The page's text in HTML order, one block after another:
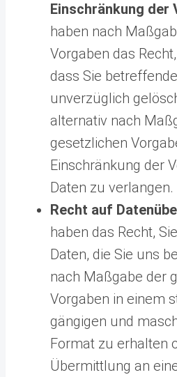
Einschränkung der
haben nach
Vorgaben das
dass Sie
unverzüglich
alternativ nach
gesetzlichen
Einschränkung der
Daten zu verlangen.
Recht auf
haben das Recht,
Daten, die Sie uns
nach Maßgabe der
Vorgaben in einem
gängigen und
Format zu erhalten
Übermittlung an